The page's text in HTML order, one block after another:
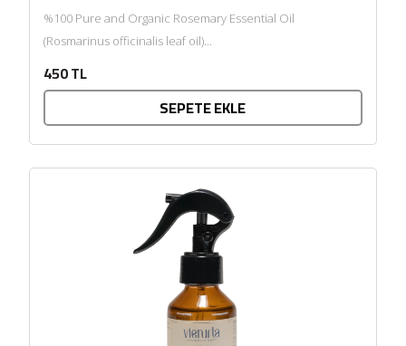
%100 Pure and Organic Rosemary Essential Oil
(Rosmarinus officinalis leaf oil)...
450 TL
SEPETE EKLE